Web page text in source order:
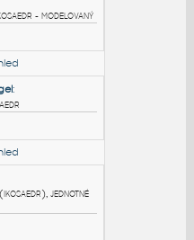
BLOKY
ikosaedr - modelovaný